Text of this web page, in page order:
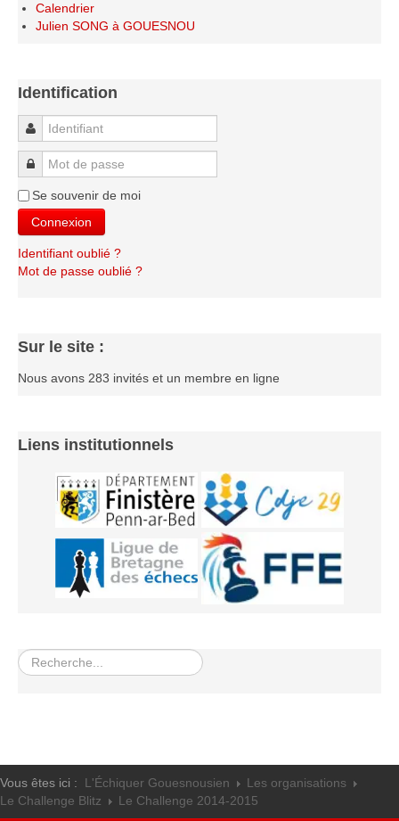
Calendrier
Julien SONG à GOUESNOU
Identification
Identifiant
Mot de passe
Se souvenir de moi
Connexion
Identifiant oublié ?
Mot de passe oublié ?
Sur le site :
Nous avons 283 invités et un membre en ligne
Liens institutionnels
Rechercher
Vous êtes ici : L'Échiquer Gouesnousien
Les organisations
Le Challenge Blitz
Le Challenge 2014-2015